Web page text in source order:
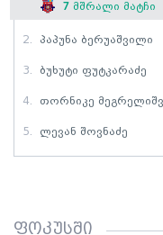
7 მშრალი მატჩი
2. Პაპუნა Ბერუაშვილი
3. Ბუხუტი Ფუტკარაძე
4. Თორნიკე
5. Ლევან Შოვნაძე
ფოკუსში